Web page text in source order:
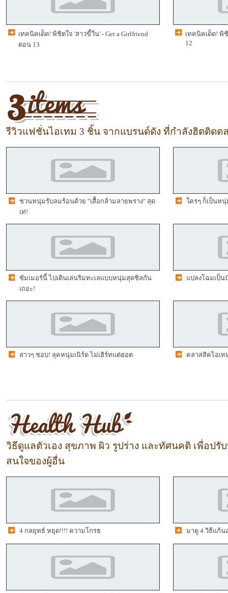
เทคนิคเด็ด! พิชิตใจ 'สาวขี้วีน' - Get a Girlfriend
ตอน 13
เทคนิคเด็ด! พิ
12
รีวิวแฟชั่นไอเทม 3 ชิ้น จากแบรนด์ดัง ที่กำลังฮิตติด
ชวนหนุ่มรับลมร้อนด้วย "เสื้อกล้ามลายพราง" สุด
เท่!
ใครๆ ก็เป็นหนุ่
ซัมเมอร์นี้ ไปเดินเล่นริมทะเลแบบหนุ่มสุดชิลกัน
เถอะ!
แปลงโฉมเป็น
สาวๆ ชอบ! ลุคหนุ่มเนิร์ด ไม่เฮิร์ทแต่ฮอต คลาสสิคไอเท
วิธีดูแลตัวเอง สุขภาพ ผิว รูปร่าง และทัศนคติ เพื่อปรั
สนใจของผู้อื่น
4 กลยุทธ์ หยุด!!!! ความโกรธ มาดู 4 วิธีแก้